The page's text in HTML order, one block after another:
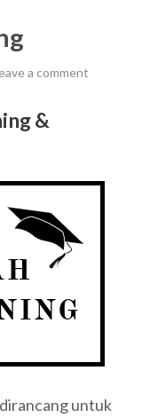
a comment
&
untuk